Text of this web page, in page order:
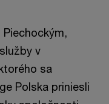
v
sa
Polska priniesli